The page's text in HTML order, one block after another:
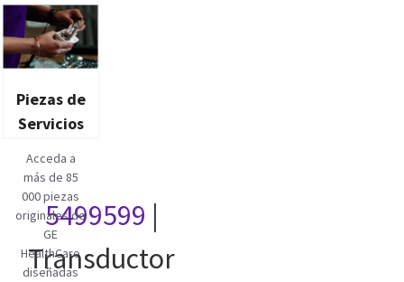
Piezas de
Servicios
Acceda a
más de 85
000 piezas
originales de
GE
HealthCare
diseñadas
5499599 |
Transductor